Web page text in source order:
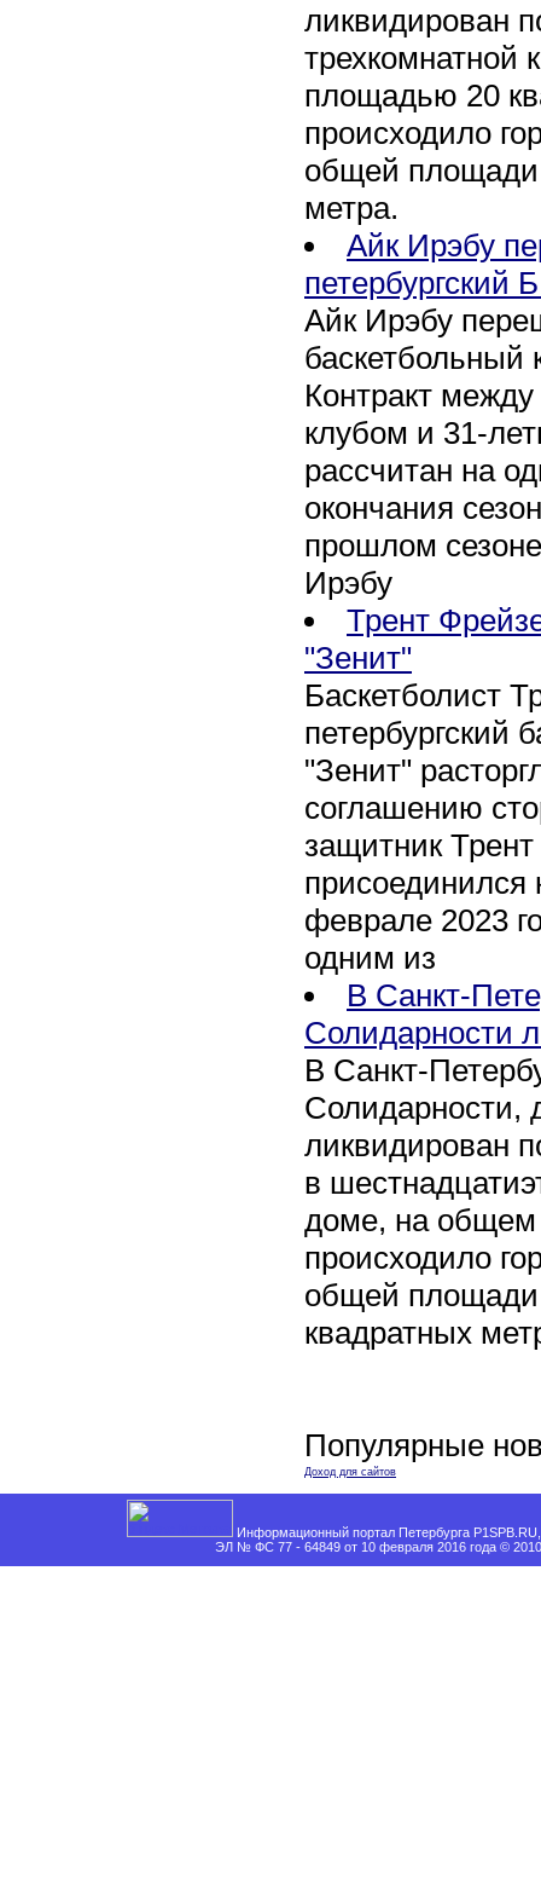
ликвидирован
трехкомнатной
площадью 20
происходило
общей площади
метра.
Айк Ирэбу
петербургский
Айк Ирэбу
баскетбольный
Контракт между
клубом и 31-
рассчитан на
окончания
прошлом
Ирэбу
Трент
"Зенит"
Баскетболист
петербургский
"Зенит"
соглашению
защитник
присоединился
феврале 2023
одним из
В Санкт-
Солидарности
В Санкт-
Солидарности,
ликвидирован
в
доме, на общем
происходило
общей площади
квадратных
Популярные
Доход для сайтов
Информационный портал Петербурга
ЭЛ № ФС 77 - 64849 от 10 февраля 2016 года ©